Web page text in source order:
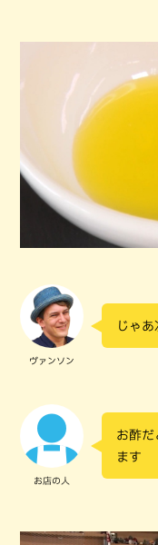
ヴァンソン
じゃ
お店の人
お酢だ
ます